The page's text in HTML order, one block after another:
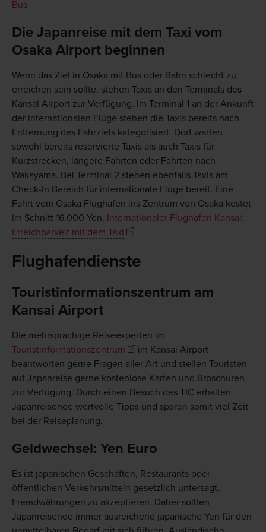
Bus
Die Japanreise mit dem Taxi vom
Osaka Airport beginnen
Wenn das Ziel in Osaka mit Bus oder Bahn schlecht zu
erreichen sein sollte, stehen Taxis an den Terminals des
Kansai Airport zur Verfügung. Im Terminal 1 an der Ankunft
der internationalen Flüge stehen die Taxis bereits nach
Entfernung des Fahrziels kategorisiert. Dort warten
sowohl bereits reservierte Taxis als auch Taxis für
Kurzstrecken, längere Fahrten oder Fahrten nach
Wakayama. Bei Terminal 2 stehen ebenfalls Taxis am
Check-In Bereich für internationale Flüge bereit. Eine
Fahrt vom Osaka Flughafen ins Zentrum von Osaka kostet
im Schnitt 16.000 Yen. Internationaler Flughafen Kansai:
Erreichbarkeit mit dem Taxi
Flughafendienste
Touristinformationszentrum am
Kansai Airport
Die mehrsprachige Reiseexperten im
Touristinformationszentrum
im Kansai Airport
beantworten gerne Fragen aller Art und stellen Touristen
auf Japanreise gerne kostenlose Karten und Broschüren
zur Verfügung. Durch einen Besuch des TIC erhalten
Japanreisende wertvolle Tipps und sparen somit viel Zeit
bei der Reiseplanung.
Geldwechsel: Yen Euro
Es ist japanischen Geschäften, Restaurants oder
öffentlichen Verkehrsmitteln gesetzlich untersagt,
Fremdwährungen zu akzeptieren. Daher sollten
Japanreisende immer ausreichend japanische Yen für den